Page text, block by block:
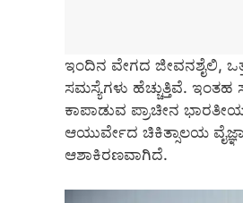
ಇಂದಿನ ವೇಗದ ಜೀವನಶೈಲಿ,
ಸಮಸ್ಯೆಗಳು ಹೆಚ್ಚುತ್ತಿವೆ.
ಕಾಪಾಡುವ ಪ್ರಾಚೀನ
ಆಯುರ್ವೇದ ಚಿಕಿತ್ಸಾಲಯ
ಆಶಾಕಿರಣವಾಗಿದೆ.